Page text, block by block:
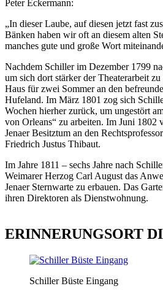
Peter Eckermann:
„In dieser Laube, auf diesen jetzt fast
Bänken haben wir oft an diesem alten
manches gute und große Wort
Nachdem Schiller im Dezember 1799
um sich dort stärker der Theaterarbeit
Haus für zwei Sommer an den
Hufeland. Im März 1801 zog sich
Wochen hierher zurück, um ungestört
von Orleans“ zu arbeiten. Im Juni 1802
Jenaer Besitztum an den
Friedrich Justus Thibaut.
Im Jahre 1811 – sechs Jahre nach
Weimarer Herzog Carl August das
Jenaer Sternwarte zu erbauen. Das
ihren Direktoren als Dienstwohnung.
ERINNERUNGSORT
Schiller Büste Eingang